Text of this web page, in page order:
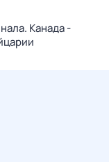
Канада -